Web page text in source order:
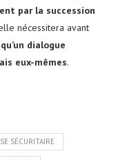
par la succession
nécessitera avant
dialogue
eux-mêmes.
SÉCURITAIRE